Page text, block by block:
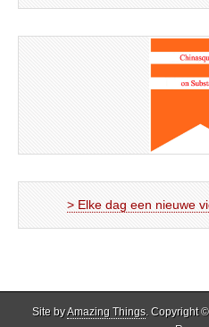
> Elke dag een nieuwe
Site byAmazing Things. Copyright